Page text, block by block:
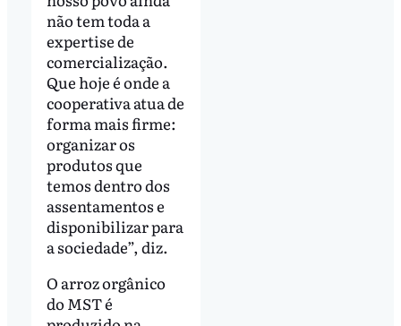
não tem toda a
expertise de
comercialização.
Que hoje é onde a
cooperativa atua de
forma mais firme:
organizar os
produtos que
temos dentro dos
assentamentos e
disponibilizar para
a sociedade”, diz.
O arroz orgânico
do MST é